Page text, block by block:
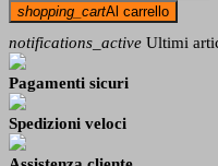
shopping_cartAl carrello
notifications_active Ultimi
Pagamenti sicuri
Spedizioni veloci